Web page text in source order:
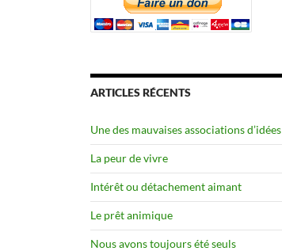
ARTICLES RÉCENTS
Une des mauvaises associations d’idées
La peur de vivre
Intérêt ou détachement aimant
Le prêt animique
Nous avons toujours été seuls